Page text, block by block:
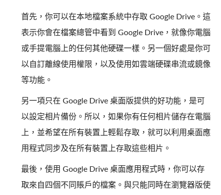
首先，你可以在本地檔案系統中存取 Google Drive。這
表示你會在檔案總管中看到 Google Drive，就像你電腦
或手提電腦上的任何其他硬碟一樣。另一個好處是你可
以自訂離線使用權限，以及使用如雲端硬碟串流或鏡像
等功能。
另一項只在 Google Drive 桌面版提供的好功能，是可
以設定相片備份。所以，如果你有任何相片儲存在電腦
上，並希望在所有裝置上輕鬆存取，就可以利用桌面應
用程式同步及在所有裝置上存取這些相片。
最後，使用 Google Drive 桌面應用程式時，你可以存
取來自四個不同賬戶的檔案。與只能同時在瀏覽器版使